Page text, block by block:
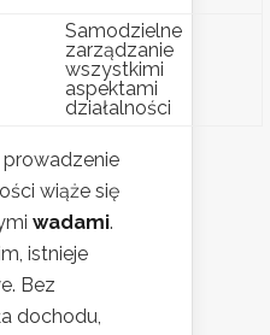
Samodzielne
zarządzanie
wszystkimi
aspektami
działalności
prowadzenie
wiąże się
wadami.
istnieje
Bez
dochodu,